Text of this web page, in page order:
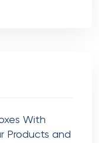
With
Products and